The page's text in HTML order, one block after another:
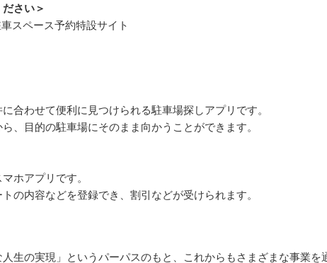
さい＞
スペース予約特設サイト
合わせて便利に見つけられる駐車場探しアプリです。
目的の駐車場にそのまま向かうことができます。
ホアプリです。
の内容などを登録でき、割引などが受けられます。
生の実現」というパーパスのもと、これからもさまざまな事業を